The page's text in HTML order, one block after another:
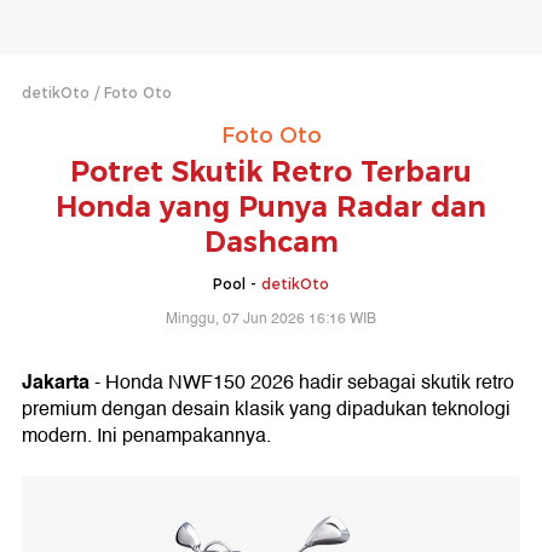
detikOto Foto Oto
Foto Oto
Potret Skutik Retro Terbaru
Honda yang Punya Radar dan
Dashcam
Pool - detikOto
Minggu, 07 Jun 2026 16:16 WIB
Jakarta- Honda NWF150 2026 hadir sebagai skutik retro
premium dengan desain klasik yang dipadukan teknologi
modern. Ini penampakannya.